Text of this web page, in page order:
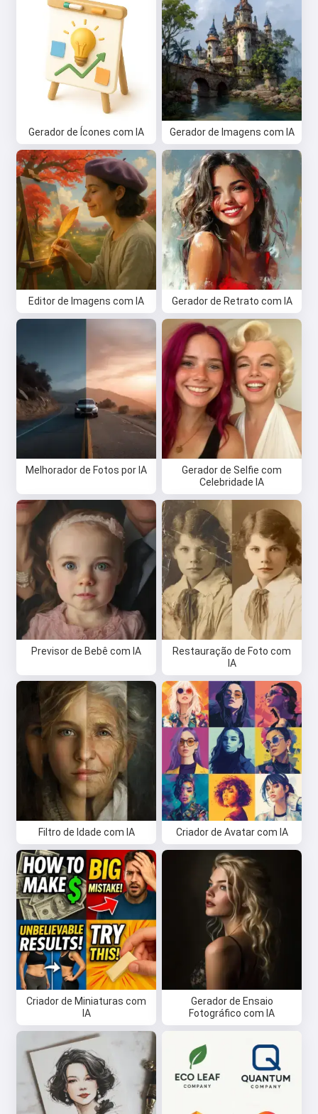
Gerador de Ícones com IA Gerador de Imagens com IA
Editor de Imagens com IA Gerador de Retrato com IA
Melhorador de Fotos por IA
Gerador de Selfie com
Celebridade IA
Previsor de Bebê com IA
Restauração de Foto com
IA
Filtro de Idade com IA Criador de Avatar com IA
Criador de Miniaturas com
IA
Gerador de Ensaio
Fotográfico com IA